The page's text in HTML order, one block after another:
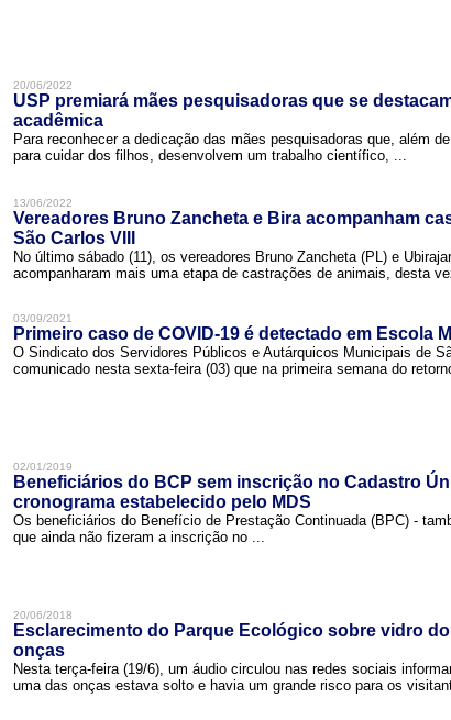
20/06/2022
USP premiará mães pesquisadoras que se
acadêmica
Para reconhecer a dedicação das mães pesquisadoras que, além
para cuidar dos filhos, desenvolvem um trabalho científico, ...
13/06/2022
Vereadores Bruno Zancheta e Bira acompanham
São Carlos VIII
No último sábado (11), os vereadores Bruno Zancheta (PL) e
acompanharam mais uma etapa de castrações de animais, desta
03/09/2021
Primeiro caso de COVID-19 é detectado em Escola
O Sindicato dos Servidores Públicos e Autárquicos Municipais de
comunicado nesta sexta-feira (03) que na primeira semana do
02/01/2019
Beneficiários do BCP sem inscrição no Cadastro
cronograma estabelecido pelo MDS
Os beneficiários do Benefício de Prestação Continuada (BPC) -
que ainda não fizeram a inscrição no ...
20/06/2018
Esclarecimento do Parque Ecológico sobre vidro
onças
Nesta terça-feira (19/6), um áudio circulou nas redes sociais
uma das onças estava solto e havia um grande risco para os